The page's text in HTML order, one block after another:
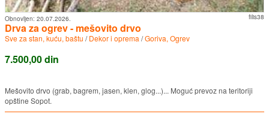
filis38
Obnovljen: 20.07.2026.
Drva za ogrev - mešovito drvo
Sve za stan, kuću, baštu /Dekor i oprema /Goriva, Ogrev
7.500,00 din
Mešovito drvo (grab, bagrem, jasen, klen, glog...)... Moguć prevoz na teritoriji
opštine Sopot.